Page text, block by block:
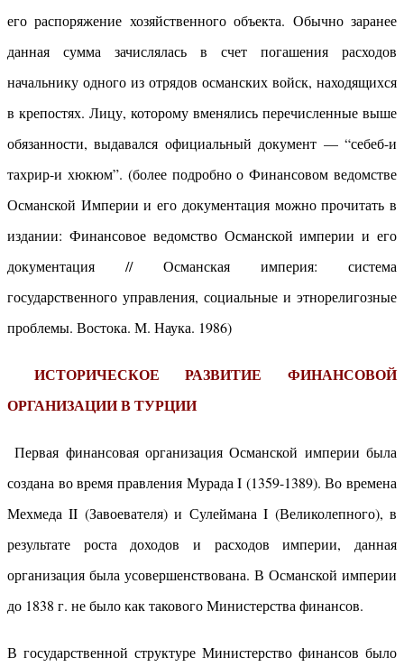
его распоряжение хозяйственного объекта. Обычно заранее
данная сумма зачислялась в счет погашения расходов
начальнику одного из отрядов османских войск, находящихся
в крепостях. Лицу, которому вменялись перечисленные выше
обязанности, выдавался официальный документ — “себеб-и
тахрир-и хюкюм”. (более подробно о Финансовом ведомстве
Османской Империи и его документация можно прочитать в
издании: Финансовое ведомство Османской империи и его
документация // Османская империя: система
государственного управления, социальные и этнорелигозные
проблемы. Востока. М. Наука. 1986)
ИСТОРИЧЕСКОЕ РАЗВИТИЕ ФИНАНСОВОЙ
ОРГАНИЗАЦИИ В ТУРЦИИ
Первая финансовая организация Османской империи была
создана во время правления Мурада I (1359-1389). Во времена
Мехмеда II (Завоевателя) и Сулеймана I (Великолепного), в
результате роста доходов и расходов империи, данная
организация была усовершенствована. В Османской империи
до 1838 г. не было как такового Министерства финансов.
В государственной структуре Министерство финансов было